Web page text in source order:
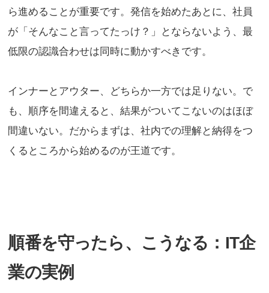
ら進めることが重要です。発信を始めたあとに、社員
が「そんなこと言ってたっけ？」とならないよう、最
低限の認識合わせは同時に動かすべきです。
インナーとアウター、どちらか一方では足りない。で
も、順序を間違えると、結果がついてこないのはほぼ
間違いない。だからまずは、社内での理解と納得をつ
くるところから始めるのが王道です。
順番を守ったら、こうなる：IT企
業の実例